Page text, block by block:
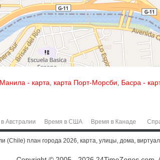
Манила - карта карта Порт-Морсби Басра -
Австралии Время в США Время в Канаде
(Chile) план города 2026, карта, улицы, дома,